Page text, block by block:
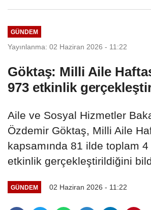
GÜNDEM
Yayınlanma: 02 Haziran 2026 - 11:22
Göktaş: Milli Aile
973 etkinlik
Aile ve Sosyal Hizmetler
Özdemir Göktaş, Milli Aile
kapsamında 81 ilde toplam
etkinlik gerçekleştirildiğini
GÜNDEM 02 Haziran 2026 - 11:22